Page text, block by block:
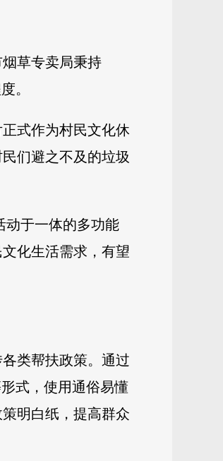
草专卖局秉持
。
式作为村民文化休
们避之不及的垃圾
动于一体的多功能
化生活需求，有望
类帮扶政策。通过
式，使用通俗易懂
明白纸，提高群众